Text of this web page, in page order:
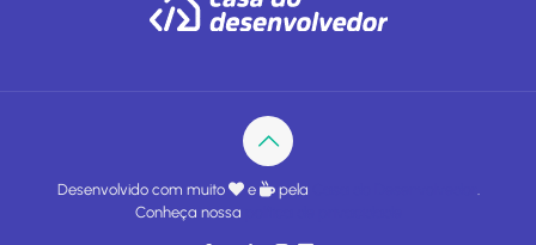
Desenvolvido com muito e pela
.
Conheça nossa